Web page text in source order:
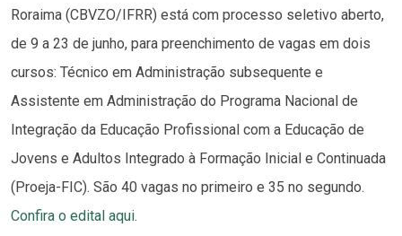
Roraima (CBVZO/IFRR) está com processo seletivo aberto,
de 9 a 23 de junho, para preenchimento de vagas em dois
cursos: Técnico em Administração subsequente e
Assistente em Administração do Programa Nacional de
Integração da Educação Profissional com a Educação de
Jovens e Adultos Integrado à Formação Inicial e Continuada
(Proeja-FIC). São 40 vagas no primeiro e 35 no segundo.
Confira o edital aqui.